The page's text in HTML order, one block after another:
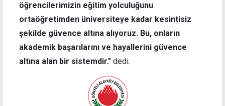
öğrencilerimizin eğitim yolculuğunu
ortaöğretimden üniversiteye kadar kesintisiz
şekilde güvence altına alıyoruz. Bu, onların
akademik başarılarını ve hayallerini güvence
altına alan bir sistemdir." dedi.